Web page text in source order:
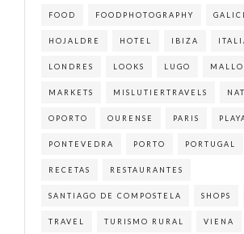
FOOD FOODPHOTOGRAPHY
HOJALDRE HOTEL IBIZA
LONDRES LOOKS LUGO
MARKETS MISLUTIERTRAVELS
OPORTO OURENSE PARIS
PONTEVEDRA PORTO PORTUGAL
RECETAS RESTAURANTES
SANTIAGO DE COMPOSTELA SHOPS
TRAVEL TURISMO RURAL VIENA